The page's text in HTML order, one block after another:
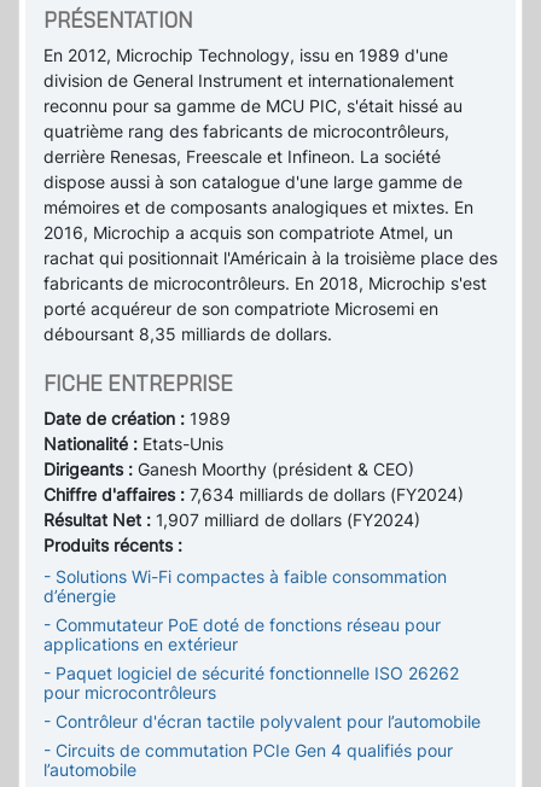
PRÉSENTATION
En 2012, Microchip Technology, issu en 1989 d'une
division de General Instrument et internationalement
reconnu pour sa gamme de MCU PIC, s'était hissé au
quatrième rang des fabricants de microcontrôleurs,
derrière Renesas, Freescale et Infineon. La société
dispose aussi à son catalogue d'une large gamme de
mémoires et de composants analogiques et mixtes. En
2016, Microchip a acquis son compatriote Atmel, un
rachat qui positionnait l'Américain à la troisième place des
fabricants de microcontrôleurs. En 2018, Microchip s'est
porté acquéreur de son compatriote Microsemi en
déboursant 8,35 milliards de dollars.
FICHE ENTREPRISE
Date de création : 1989
Nationalité : Etats-Unis
Dirigeants : Ganesh Moorthy (président & CEO)
Chiffre d'affaires : 7,634 milliards de dollars (FY2024)
Résultat Net : 1,907 milliard de dollars (FY2024)
Produits récents :
- Solutions Wi-Fi compactes à faible consommation
d’énergie
- Commutateur PoE doté de fonctions réseau pour
applications en extérieur
- Paquet logiciel de sécurité fonctionnelle ISO 26262
pour microcontrôleurs
- Contrôleur d'écran tactile polyvalent pour l’automobile
- Circuits de commutation PCIe Gen 4 qualifiés pour
l’automobile